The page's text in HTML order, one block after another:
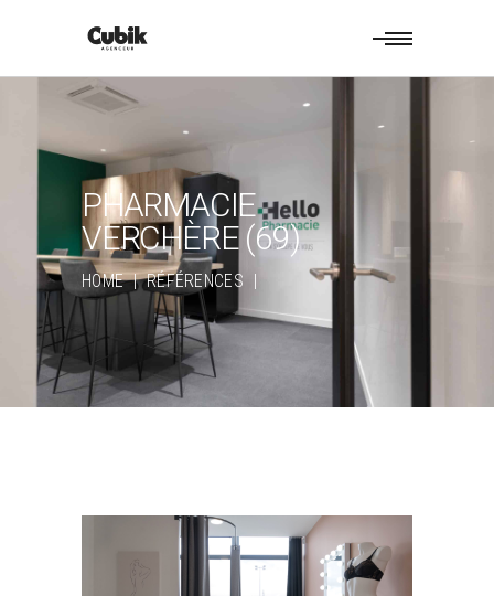
PHARMACIE
VERCHÈRE (69)
HOME|RÉFÉRENCES |